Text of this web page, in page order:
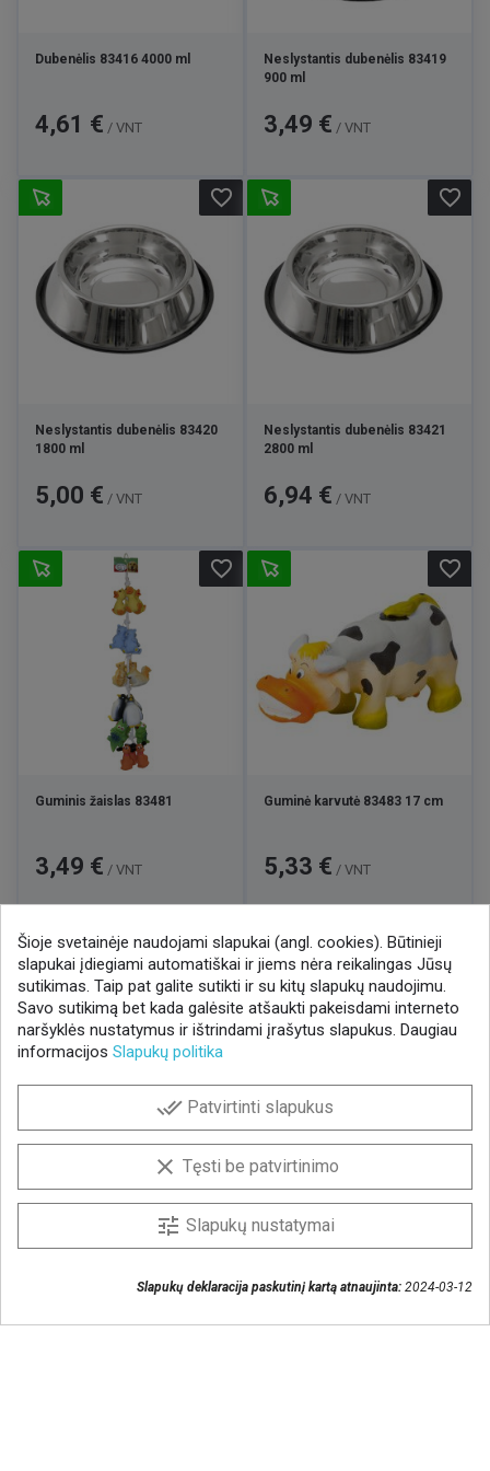
Dubenėlis 83416 4000 ml
Kaina
4,61 € / VNT
Neslystantis dubenėlis 83419
900 ml
Kaina
3,49 € / VNT
Neslystantis dubenėlis 83420
1800 ml
Kaina
5,00 € / VNT
favorite_border
Neslystantis dubenėlis 83421
2800 ml
Kaina
6,94 € / VNT
favorite_border
Guminis žaislas 83481
Kaina
3,49 € / VNT
favorite_border
Guminė karvutė 83483 17 cm
Kaina
5,33 € / VNT
favorite_border
1 2 3 … 8 
Gaukite geriausius pasiūlymus!
Prenumeruokite naujienlaiškį ir visada sužinokite
Sutinku, kad mano duomenys būtų saugomi
Šioje svetainėje naudojami slapukai (angl. cookies). Būtinieji
slapukai įdiegiami automatiškai ir jiems nėra reikalingas Jūsų
sutikimas. Taip pat galite sutikti ir su kitų slapukų naudojimu.
Savo sutikimą bet kada galėsite atšaukti pakeisdami interneto
naršyklės nustatymus ir ištrindami įrašytus slapukus. Daugiau
informacijos Slapukų politika
done_all Patvirtinti slapukus
clear Tęsti be patvirtinimo
tune Slapukų nustatymai
Slapukų deklaracija paskutinį kartą atnaujinta: 2024-03-12